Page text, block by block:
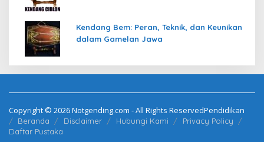
Kendang Bem: Peran, Teknik, dan Keunikan
dalam Gamelan Jawa
Copyright © 2026 Notgending.com - All Rights ReservedPendidikan
Beranda Disclaimer Hubungi Kami
Privacy Policy
Daftar Pustaka